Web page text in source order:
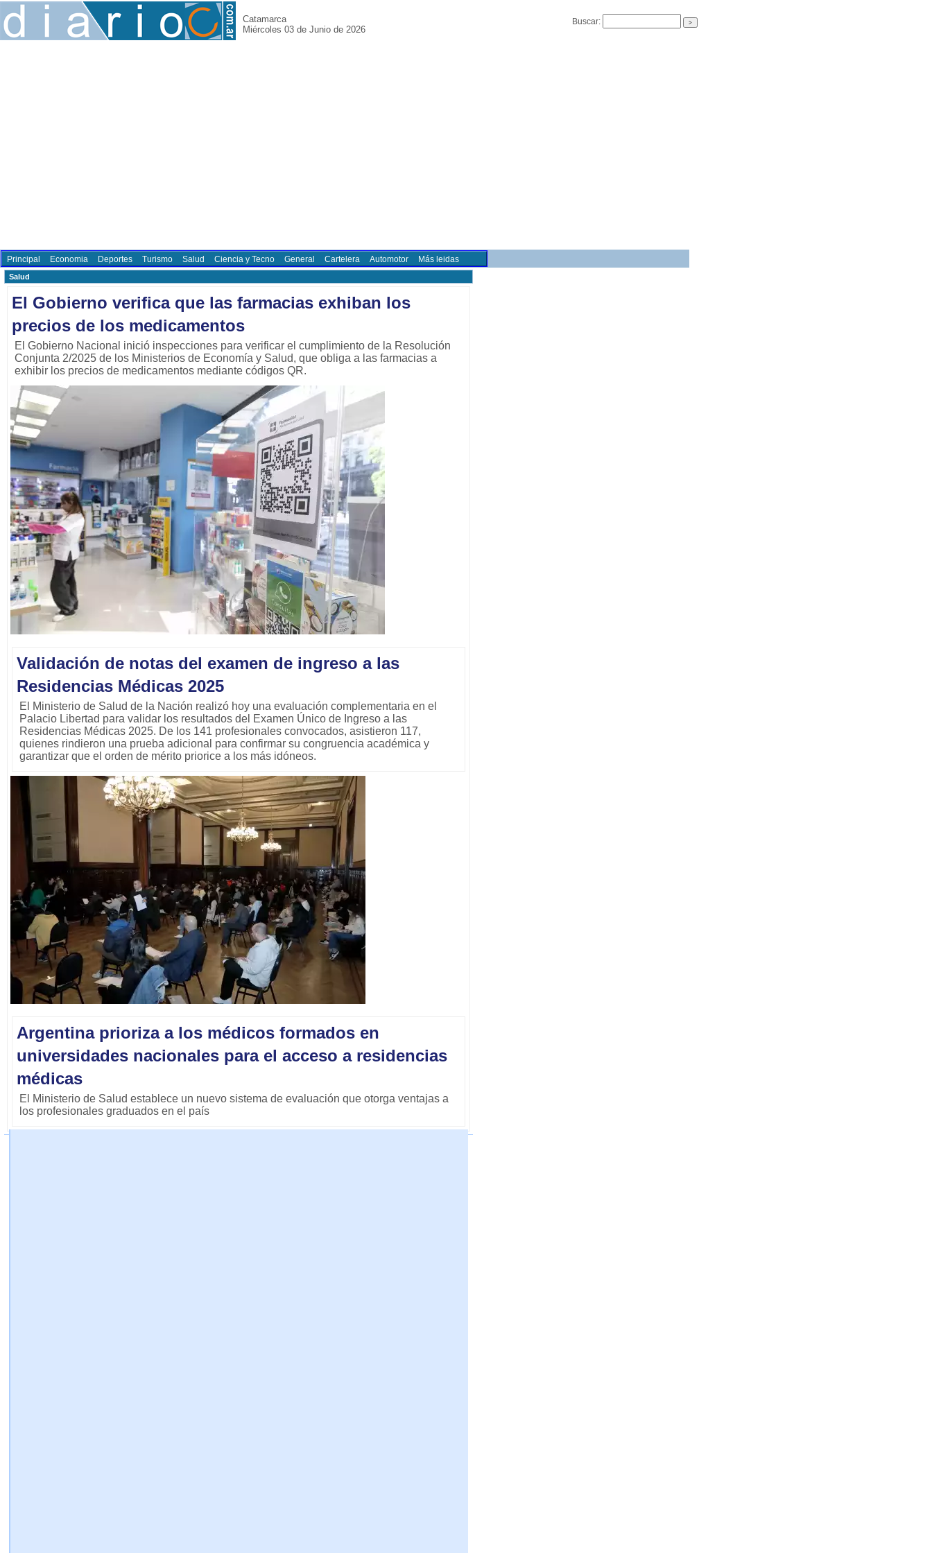
Catamarca
Miércoles 03 de Junio de 2026
Buscar:
Principal Economia Deportes Turismo Salud Ciencia y Tecno General Cartelera Automotor Más leidas
Salud
El Gobierno verifica que las farmacias exhiban los
precios de los medicamentos
El Gobierno Nacional inició inspecciones para verificar el cumplimiento de la Resolución
Conjunta 2/2025 de los Ministerios de Economía y Salud, que obliga a las farmacias a
exhibir los precios de medicamentos mediante códigos QR.
Validación de notas del examen de ingreso a las
Residencias Médicas 2025
El Ministerio de Salud de la Nación realizó hoy una evaluación complementaria en el
Palacio Libertad para validar los resultados del Examen Único de Ingreso a las
Residencias Médicas 2025. De los 141 profesionales convocados, asistieron 117,
quienes rindieron una prueba adicional para confirmar su congruencia académica y
garantizar que el orden de mérito priorice a los más idóneos.
Argentina prioriza a los médicos formados en
universidades nacionales para el acceso a residencias
médicas
El Ministerio de Salud establece un nuevo sistema de evaluación que otorga ventajas a
los profesionales graduados en el país